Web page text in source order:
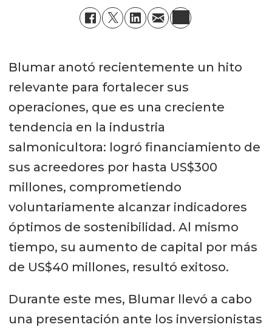
Blumar anotó recientemente un hito
relevante para fortalecer sus
operaciones, que es una creciente
tendencia en la industria
salmonicultora: logró financiamiento de
sus acreedores por hasta US$300
millones, comprometiendo
voluntariamente alcanzar indicadores
óptimos de sostenibilidad. Al mismo
tiempo, su aumento de capital por más
de US$40 millones, resultó exitoso.
Durante este mes, Blumar llevó a cabo
una presentación ante los inversionistas